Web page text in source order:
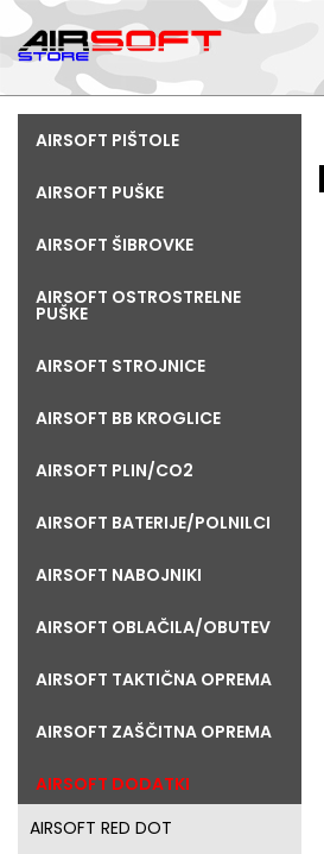
AIRSOFT PIŠTOLE
AIRSOFT PUŠKE
AIRSOFT ŠIBROVKE
AIRSOFT OSTROSTRELNE
PUŠKE
AIRSOFT STROJNICE
AIRSOFT BB KROGLICE
AIRSOFT PLIN/CO2
AIRSOFT BATERIJE/POLNILCI
AIRSOFT NABOJNIKI
AIRSOFT OBLAČILA/OBUTEV
AIRSOFT TAKTIČNA OPREMA
AIRSOFT ZAŠČITNA OPREMA
AIRSOFT DODATKI
AIRSOFT RED DOT